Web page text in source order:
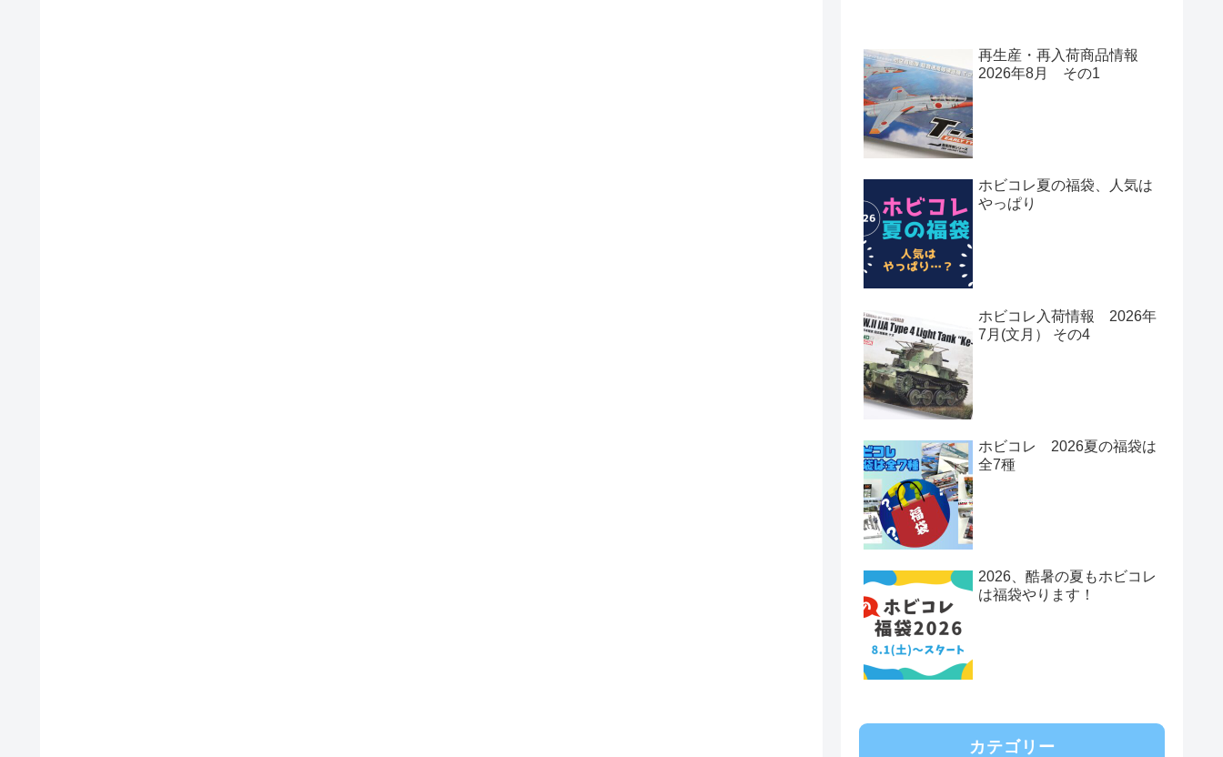
再生産・再入荷商品情報
2026年8月 その1
ホビコレ夏の福袋、人気は
やっぱり
ホビコレ入荷情報 2026年
7月(文月） その4
ホビコレ 2026夏の福袋は
全7種
2026、酷暑の夏もホビコレ
は福袋やります！
カテゴリー